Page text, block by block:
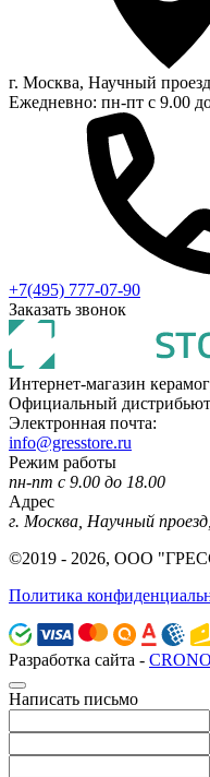
г. Москва, Научный
Ежедневно: пн-пт с 9.00
+7(495) 777-07-90
Заказать звонок
Интернет-магазин
Официальный
Электронная почта:
info@gresstore.ru
Режим работы
пн-пт с 9.00 до 18.00
Адрес
г. Москва, Научный
©2019 - 2026, ООО
Политика
Разработка сайта -
Написать письмо